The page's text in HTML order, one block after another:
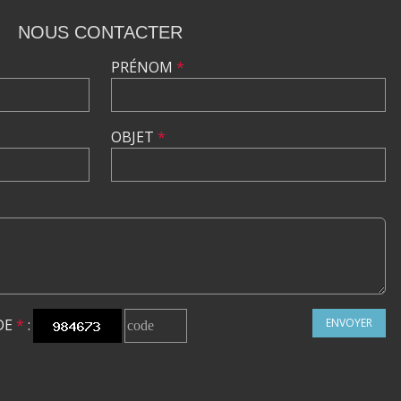
NOUS CONTACTER
PRÉNOM *
OBJET *
* : ENVOYER